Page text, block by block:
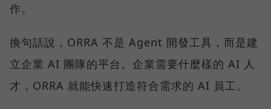
作。
換句話說，ORRA 不是 Agent 開發工具，而是建
立企業 AI 團隊的平台。企業需要什麼樣的 AI 人
才，ORRA 就能快速打造符合需求的 AI 員工。